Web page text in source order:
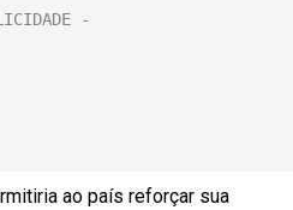
ao país reforçar sua